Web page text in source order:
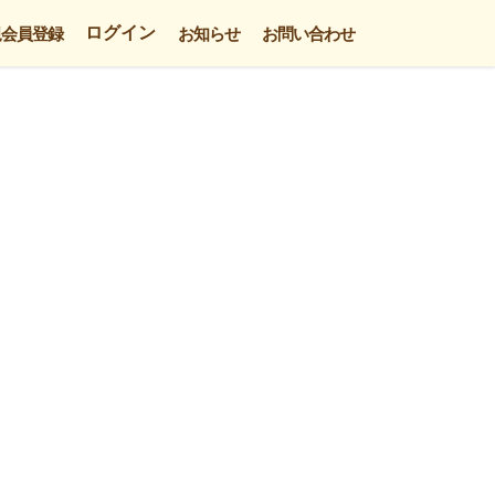
員登録 ログイン お知らせ お問い合わせ